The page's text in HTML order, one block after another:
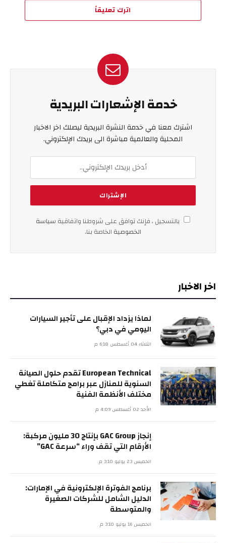
اترك تعليقاً
خدمة الإشعارات البريدية
اشترك معنا في خدمة النشرة البريدية ليصلك اخر الاخبار
المحلية والعالمية مباشرة الى بريدك الإلكتروني.
بالتسجيل ، فإنك توافق على شروطنا واتفاقية سياسة
الخصوصية الخاصة بنا.
اخر الاخبار
لماذا يزداد الإقبال على تأجير السيارات
اليومي في دبي؟
الثلاثاء 04 أغسطس 6:18 م
European Technical تقدم حلول الصيانة
السنوية للمنازل عبر برامج متكاملة تغطي
مختلف الأنظمة الفنية
الأحد 02 أغسطس 4:09 م
إنجاز GAC Group بإنتاج 30 مليون مركبة:
الأرقام التي تقف وراء “سرعة GAC”
الخميس 23 يوليو 3:10 م
برنامج الفوترة الإلكترونية في الإمارات:
الدليل الشامل للشركات الصغيرة
والمتوسطة
الخميس 16 يوليو 3:10 م